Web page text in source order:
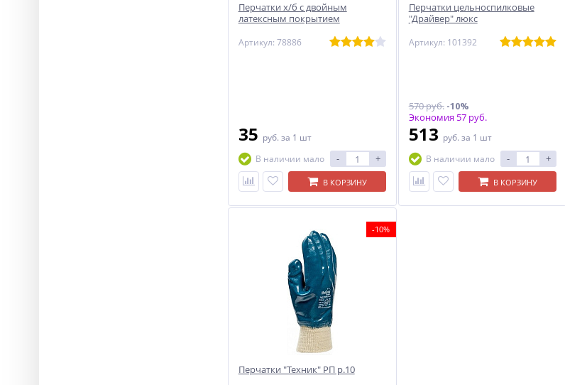
Перчатки х/б с двойным
латексным покрытием
Артикул: 78886
35 руб. за 1 шт
В наличии мало
- +
В КОРЗИНУ
Перчатки цельноспилковые
"Драйвер" люкс
Артикул: 101392
570 руб.-10%
Экономия 57 руб.
513 руб. за 1 шт
В наличии мало
- +
В КОРЗИНУ
-10%
Перчатки "Техник" РП р.10